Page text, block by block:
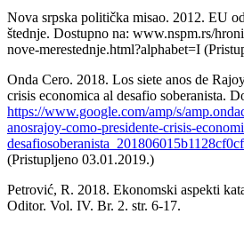
Nova srpska politička misao. 2012. EU
štednje. Dostupno na: www.nspm.rs/
nove-merestednje.html?alphabet=I
Onda Cero. 2018. Los siete anos de
crisis economica al desafio soberanista.
https://www.google.com/amp/s/
anosrajoy-como-presidente-crisis-
(Pristupljeno 03.01.2019.)
Petrović, R. 2018. Ekonomski aspekti
Oditor. Vol. IV. Br. 2. str. 6-17.